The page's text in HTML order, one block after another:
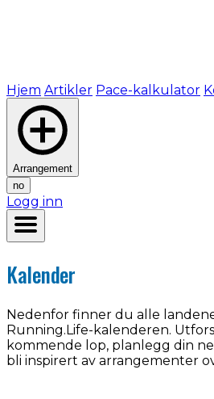
Hjem Artikler Pace-kalkulator
Arrangement
no
Logg inn
Kalender
Nedenfor finner du alle
Running.Life-kalenderen.
kommende lop, planlegg din
bli inspirert av arrangementer